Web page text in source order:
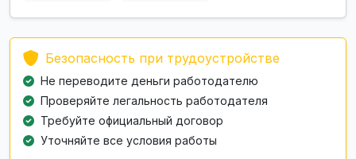
Безопасность при трудоустройстве
Не переводите деньги работодателю
Проверяйте легальность работодателя
Требуйте официальный договор
Уточняйте все условия работы